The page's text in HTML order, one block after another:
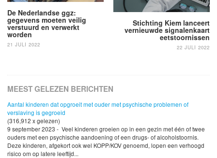
Stichting Kiem lanceert
vernieuwde signalenkaart
eetstoornissen
22 JULI 2022
De Nederlandse ggz:
gegevens moeten veilig
verstuurd en verwerkt
worden
21 JULI 2022
MEEST GELEZEN BERICHTEN
Aantal kinderen dat opgroeit met ouder met psychische problemen of
verslaving is gegroeid
(316,912 x gelezen)
9 september 2023 - Veel kinderen groeien op in een gezin met één of twee
ouders met een psychische aandoening of een drugs- of alcoholstoornis.
Deze kinderen, afgekort ook wel KOPP/KOV genoemd, lopen een verhoogd
risico om op latere leeftijd...